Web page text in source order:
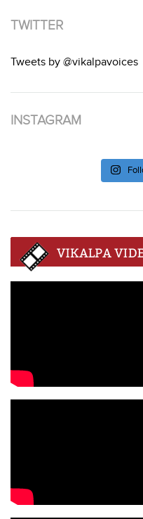
TWITTER
Tweets by @vikalpavoices
INSTAGRAM